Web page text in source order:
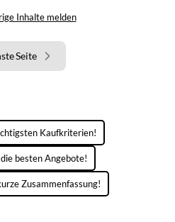
Inhalte melden
Seite
Kaufkriterien!
besten Angebote!
Zusammenfassung!